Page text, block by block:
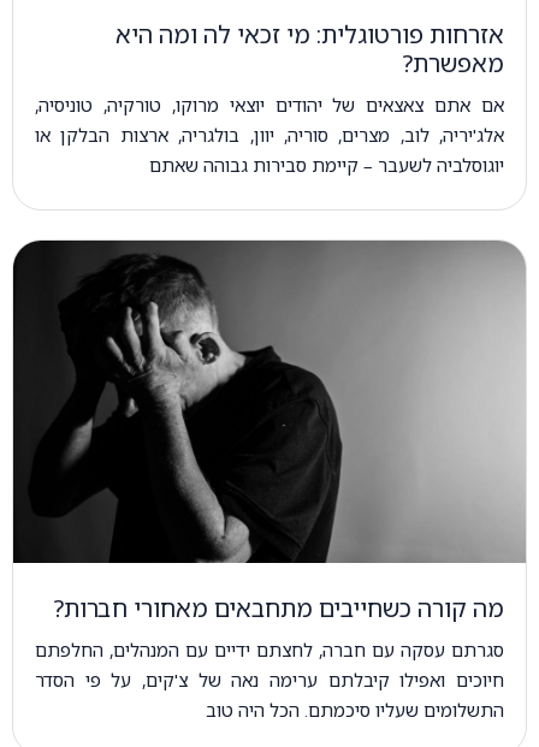
אזרחות פורטוגלית: מי זכאי לה ומה היא
מאפשרת?
אם אתם צאצאים של יהודים יוצאי מרוקו, טורקיה, טוניסיה,
אלג'יריה, לוב, מצרים, סוריה, יוון, בולגריה, ארצות הבלקן או
יוגוסלביה לשעבר – קיימת סבירות גבוהה שאתם
מה קורה כשחייבים מתחבאים מאחורי חברות?
סגרתם עסקה עם חברה, לחצתם ידיים עם המנהלים, החלפתם
חיוכים ואפילו קיבלתם ערימה נאה של צ'קים, על פי הסדר
התשלומים שעליו סיכמתם. הכל היה טוב